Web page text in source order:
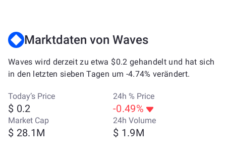
Marktdaten von Waves
Waves wird derzeit zu etwa $0.2 gehandelt und hat sich
in den letzten sieben Tagen um -4.74% verändert.
Today’s Price
$ 0.2
24h % Price
-0.49%
Market Cap
$ 28.1M
24h Volume
$ 1.9M